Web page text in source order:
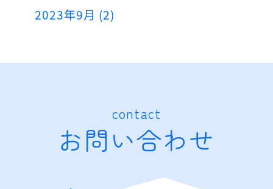
2023年9月 (2)
contact
お問い合わせ